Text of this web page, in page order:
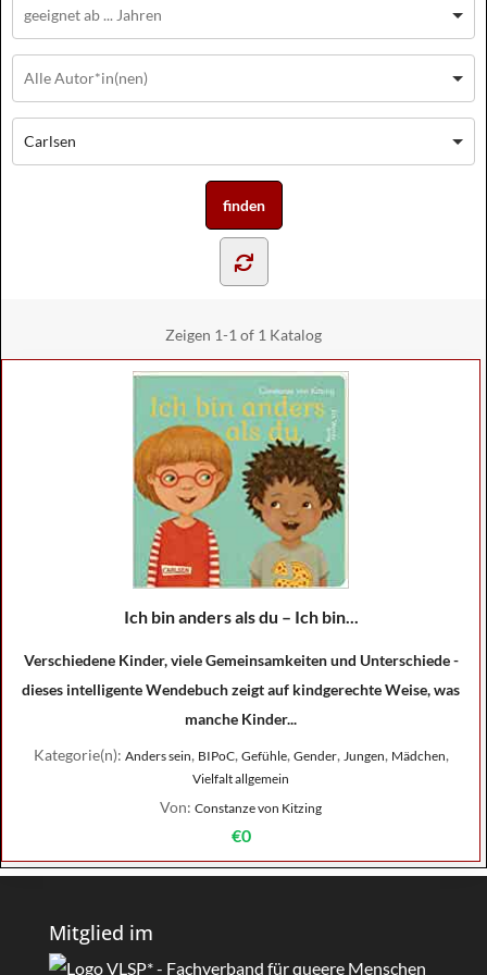
Carlsen
Zeigen 1-1 of 1 Katalog
Ich bin anders als du – Ich bin...
Verschiedene Kinder, viele Gemeinsamkeiten und Unterschiede -
dieses intelligente Wendebuch zeigt auf kindgerechte Weise, was
manche Kinder...
Kategorie(n): Anders sein, BIPoC, Gefühle, Gender, Jungen, Mädchen,
Vielfalt allgemein
Von: Constanze von Kitzing
€0
Mitglied im